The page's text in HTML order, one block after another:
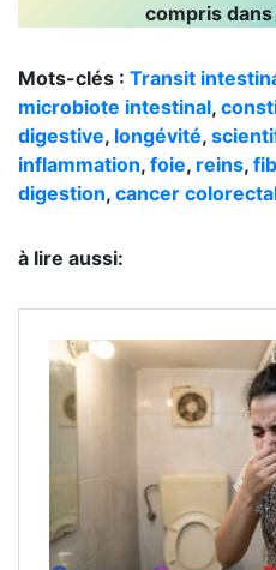
compris
Mots-clés : Transit
microbiote intestinal,
digestive, longévité,
inflammation, foie, reins,
digestion, cancer
à lire aussi: